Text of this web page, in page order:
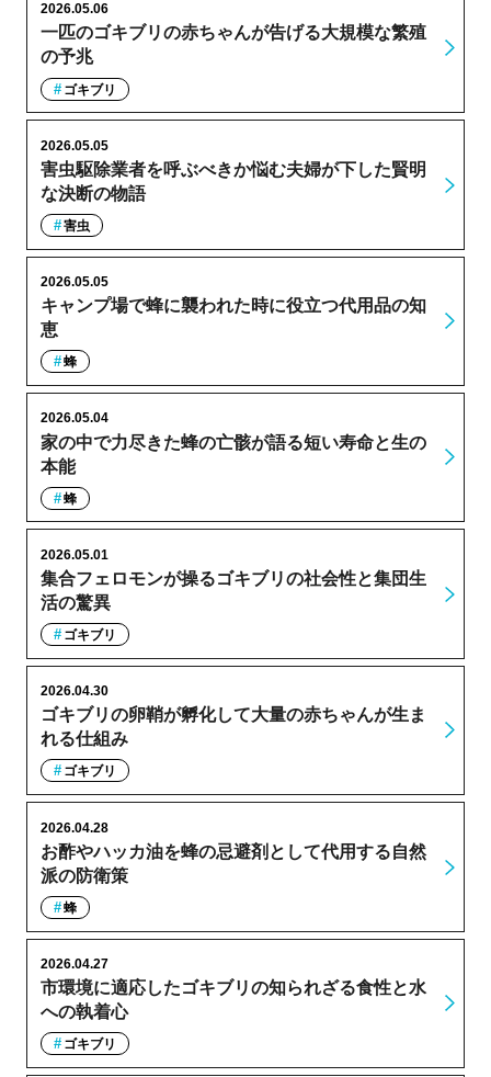
一匹のゴキブリの赤ちゃんが告げる大規模な繁殖
の予兆
2026.05.06
ゴキブリ
害虫駆除業者を呼ぶべきか悩む夫婦が下した賢明
な決断の物語
2026.05.05
害虫
キャンプ場で蜂に襲われた時に役立つ代用品の知
恵
2026.05.05
蜂
家の中で力尽きた蜂の亡骸が語る短い寿命と生の
本能
2026.05.04
蜂
集合フェロモンが操るゴキブリの社会性と集団生
活の驚異
2026.05.01
ゴキブリ
ゴキブリの卵鞘が孵化して大量の赤ちゃんが生ま
れる仕組み
2026.04.30
ゴキブリ
お酢やハッカ油を蜂の忌避剤として代用する自然
派の防衛策
2026.04.28
蜂
市環境に適応したゴキブリの知られざる食性と水
への執着心
2026.04.27
ゴキブリ